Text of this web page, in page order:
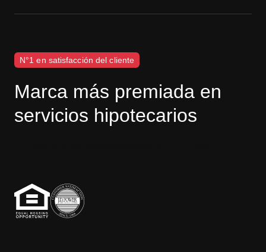
N°1 en satisfacción del cliente
Marca más premiada en
servicios hipotecarios